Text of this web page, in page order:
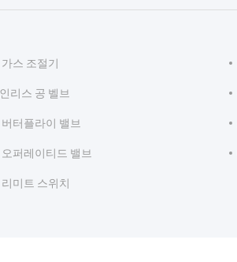
스 조절기
리스 공 벨브
버터플라이 밸브
오퍼레이티드 밸브
미트 스위치